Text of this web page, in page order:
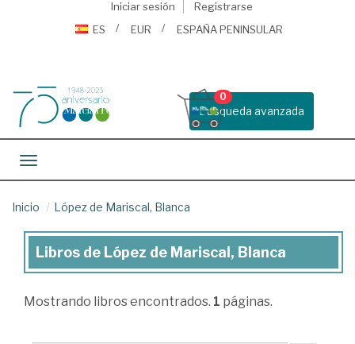
Iniciar sesión
Registrarse
ES
EUR ESPAÑA PENINSULAR
Busqueda avanzada
0
Toggle navigation
Inicio López de Mariscal, Blanca
Libros
López
Libros de López de Mariscal, Blanca
Mostrando libros encontrados. 1 páginas.